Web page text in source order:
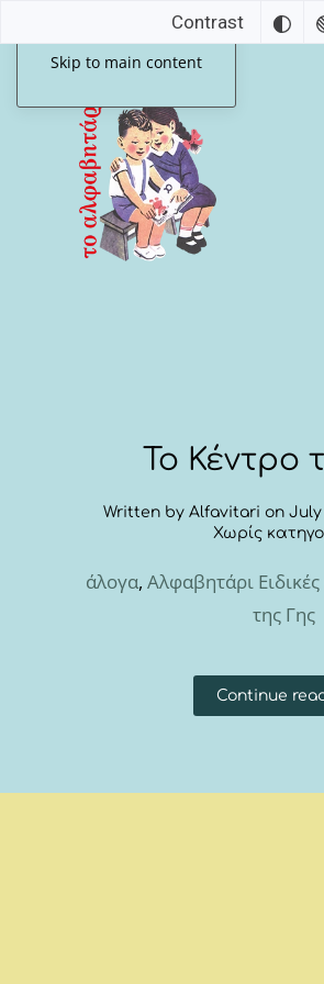
Contrast
Skip to main content
Το Κέντρο
Written byAlfavitari onJuly
Χωρίς
άλογα, Αλφαβητάρι
της Γης
Continue